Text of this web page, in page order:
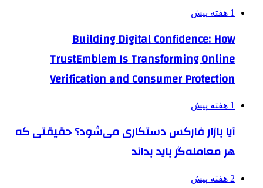
1 هفته پیش
Building Digital Confidence: How
TrustEmblem Is Transforming Online
Verification and Consumer Protection
1 هفته پیش
آیا بازار فارکس دستکاری می‌شود؟ حقیقتی که
هر معامله‌گر باید بداند
2 هفته پیش